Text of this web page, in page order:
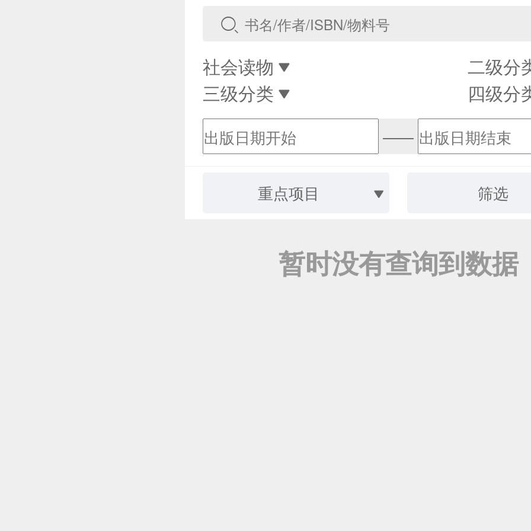
社会读物
二级分
三级分类
四级分
——
重点项目 筛选
暂时没有查询到数据